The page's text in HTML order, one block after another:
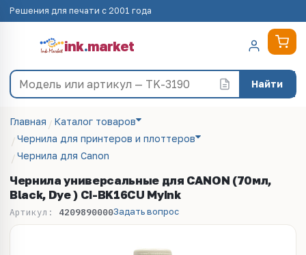
Решения для печати с 2001 года
ink.market
Найти
Главная
Каталог товаров
Чернила для принтеров и плоттеров
Чернила для Canon
Чернила универсальные для CANON (70мл,
Black, Dye ) CI-BK16CU MyInk
Артикул: 4209890000Задать вопрос